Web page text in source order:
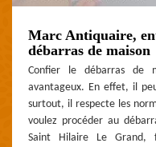
Marc Antiquaire,
débarras de maison
Confier le débarras de
avantageux. En effet, il
surtout, il respecte les
voulez procéder au
Saint Hilaire Le Grand,